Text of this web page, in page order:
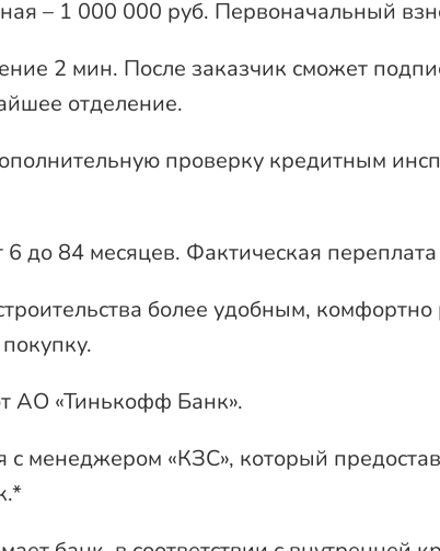
– 1 000 000 руб. Первоначальный
2 мин. После заказчик сможет
отделение.
проверку кредитным
до 84 месяцев. Фактическая
более удобным,
АО «Тинькофф Банк».
менеджером «КЗС», который